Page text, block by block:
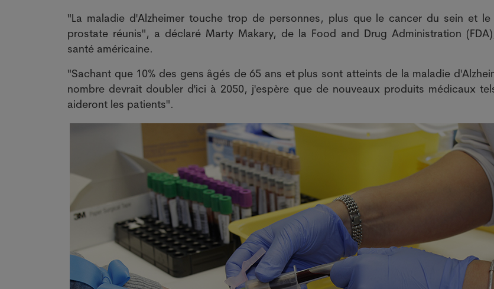
"La maladie d'Alzheimer touche trop de personnes, plus que le cancer du sein et
prostate réunis", a déclaré Marty Makary, de la Food and Drug Administration
santé américaine.
"Sachant que 10% des gens âgés de 65 ans et plus sont atteints de la maladie
nombre devrait doubler d'ici à 2050, j'espère que de nouveaux produits médicaux
aideront les patients".